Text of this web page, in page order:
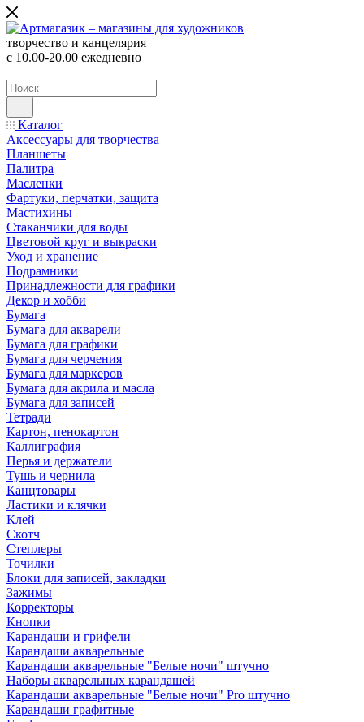
творчество и канцелярия
с 10.00-20.00 ежедневно
Каталог
Аксессуары для творчества
Планшеты
Палитра
Масленки
Фартуки, перчатки, защита
Мастихины
Стаканчики для воды
Цветовой круг и выкраски
Уход и хранение
Подрамники
Принадлежности для графики
Декор и хобби
Бумага
Бумага для акварели
Бумага для графики
Бумага для черчения
Бумага для маркеров
Бумага для акрила и масла
Бумага для записей
Тетради
Картон, пенокартон
Каллиграфия
Перья и держатели
Тушь и чернила
Канцтовары
Ластики и клячки
Клей
Скотч
Степлеры
Точилки
Блоки для записей, закладки
Зажимы
Корректоры
Кнопки
Карандаши и грифели
Карандаши акварельные
Карандаши акварельные "Белые ночи" штучно
Наборы акварельных карандашей
Карандаши акварельные "Белые ночи" Pro штучно
Карандаши графитные